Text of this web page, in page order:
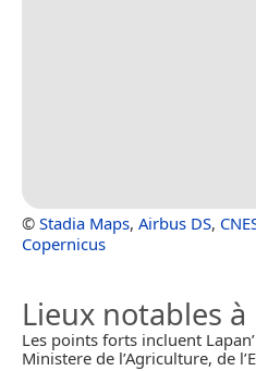
© Stadia Maps, Airbus DS,
Copernicus
Lieux notables
Les points forts incluent
Ministere de l’Agriculture, de